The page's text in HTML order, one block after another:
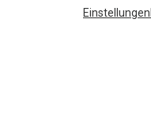
Einstellungen